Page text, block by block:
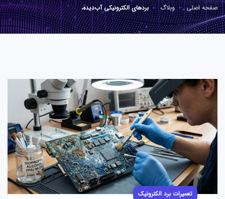
صفحه اصلی وبلاگ بردهای الکترونیکی آب‌دیده،
تعمیرات برد الکترونیک